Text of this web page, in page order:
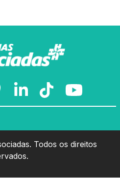
Todos os direitos